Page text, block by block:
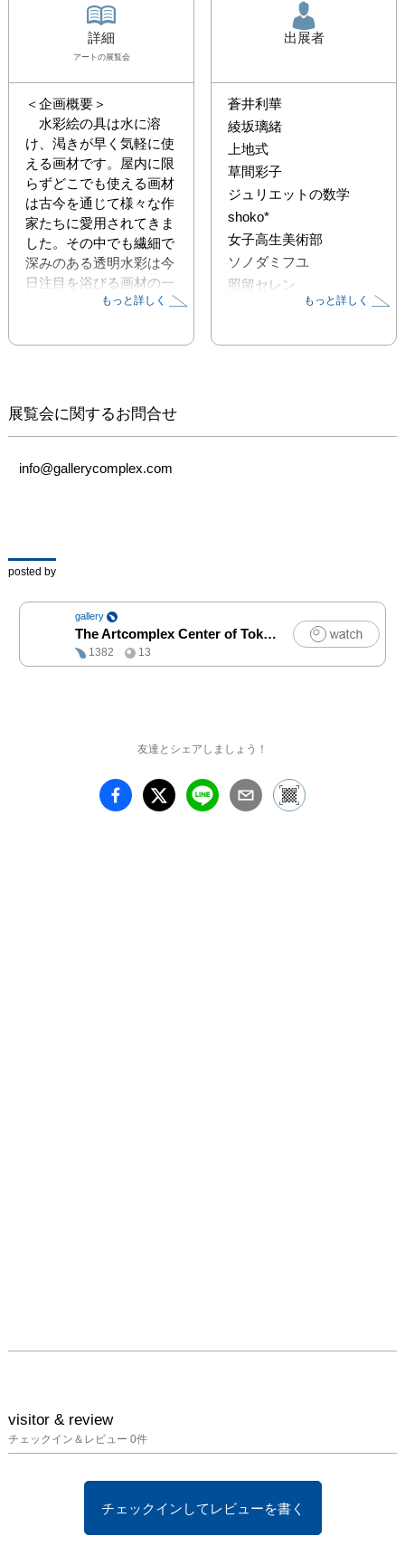
詳細
アート の展覧会
＜企画概要＞
水彩絵の具は水に溶
け、渇きが早く気軽に使
える画材です。屋内に限
らずどこでも使える画材
は古今を通じて様々な作
家たちに愛用されてきま
した。その中でも繊細で
深みのある透明水彩は今
日注目を浴びる画材の一
つです。昨今では風景画
アートに限らず、イラス
本展覧会は透明水彩絵の
具を使用した作品の展覧
会です。
machina
http://delay.nobody.jp/
ソノダミフユ
https://www.instagram.co
m/sonodamifuyu
蒼井 利華     https://rika-
もっと詳しく
出展者
蒼井利華
綾坂璃緒
上地式
草間彩子
ジュリエットの数学
shoko*
女子高生美術部
ソノダミフユ
照留セレン
もっと詳しく
展覧会に関するお問合せ
info@gallerycomplex.com
posted by
gallery
The Artcomplex Center of Tokyo
アート
1382
13
友達とシェアしましょう！
visitor & review
チェックイン＆レビュー 0件
チェックインしてレビューを書く